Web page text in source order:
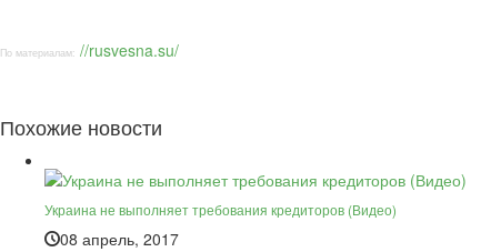
По материалам: //rusvesna.su/
Похожие новости
Украина не выполняет требования кредиторов (Видео)
08 апрель, 2017